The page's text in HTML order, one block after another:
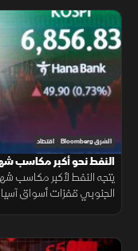
الشرق Bloomberg اقتصاد
النفط نحو أكبر مكاسب
مكاسب آسيا
يتجه النفط لأكبر مكاسب
الجنوبي قفزات أسواق